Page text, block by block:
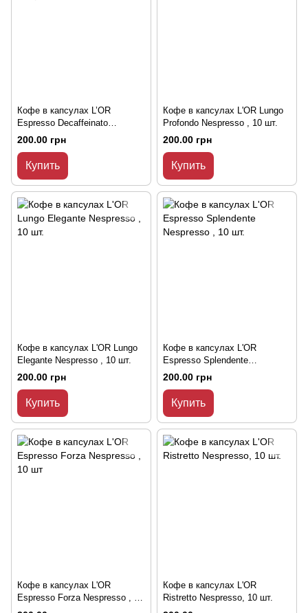
Кофе в капсулах L’OR
Espresso Decaffeinato
Nespresso, 10 шт.
200.00 грн
Купить
Кофе в капсулах L'OR Lungo
Profondo Nespresso , 10 шт.
200.00 грн
Купить
Кофе в капсулах L'OR Lungo
Elegante Nespresso , 10 шт.
200.00 грн
Купить
Кофе в капсулах L'OR
Espresso Splendente
Nespresso , 10 шт.
200.00 грн
Купить
Кофе в капсулах L'OR
Espresso Forza Nespresso , 10
шт
Кофе в капсулах L'OR
Ristretto Nespresso, 10 шт.